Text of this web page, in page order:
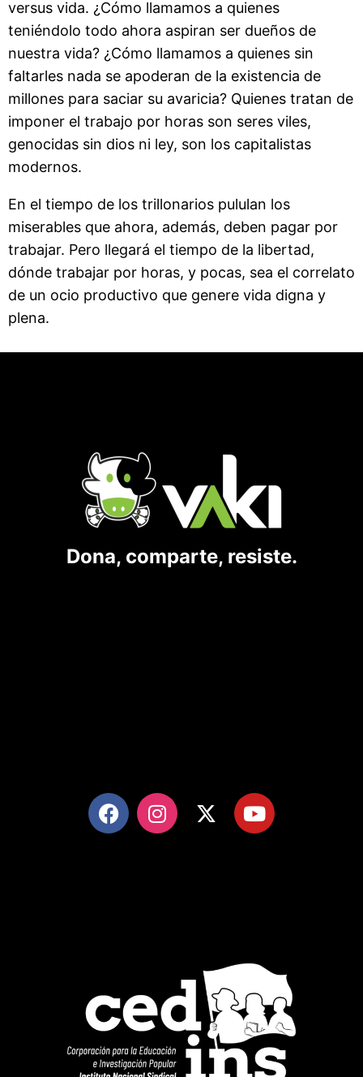
versus vida. ¿Cómo llamamos a quienes
teniéndolo todo ahora aspiran ser dueños de
nuestra vida? ¿Cómo llamamos a quienes sin
faltarles nada se apoderan de la existencia de
millones para saciar su avaricia? Quienes tratan de
imponer el trabajo por horas son seres viles,
genocidas sin dios ni ley, son los capitalistas
modernos.
En el tiempo de los trillonarios pululan los
miserables que ahora, además, deben pagar por
trabajar. Pero llegará el tiempo de la libertad,
dónde trabajar por horas, y pocas, sea el correlato
de un ocio productivo que genere vida digna y
plena.
Dona, comparte, resiste.